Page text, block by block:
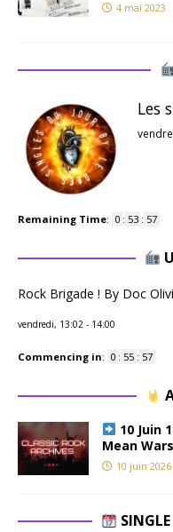
4 mai 2023
Les
Remaining Time: 0 : 53 : 57
Rock Brigade ! By Doc
vendredi, 13:02 - 14:00
Commencing in: 0 : 55 : 57
10 Juin
Mean
10 juin 2026